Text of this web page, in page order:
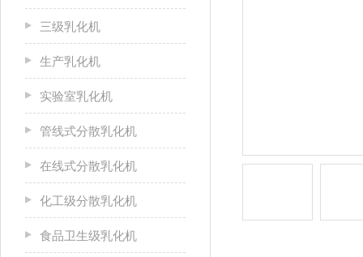
三级乳化机
生产乳化机
实验室乳化机
管线式分散乳化机
在线式分散乳化机
化工级分散乳化机
食品卫生级乳化机